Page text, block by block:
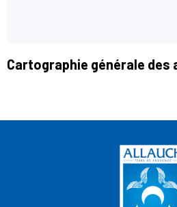
Cartographie générale des